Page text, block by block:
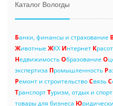
Каталог Вологды
Банки, финансы и страхование
Животные ЖКХ Интернет К
НедвижимостьОбразование О
экспертиза Промышленность Р
Ремонт и строительствоСвязьС
ТранспортТуризм, отдых и спорт
товары для бизнеса Ю